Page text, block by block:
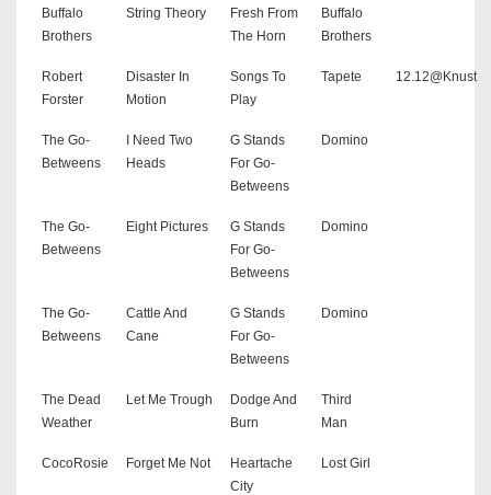
Buffalo
Brothers
String Theory
Fresh From
The Horn
Buffalo
Brothers
Robert
Forster
Disaster In
Motion
Songs To
Play
Tapete 12.12@Knust
The Go-
Betweens
I Need Two
Heads
G Stands
For Go-
Betweens
Domino
The Go-
Betweens
Eight Pictures
G Stands
For Go-
Betweens
Domino
The Go-
Betweens
Cattle And
Cane
G Stands
For Go-
Betweens
Domino
The Dead
Weather
Let Me Trough
Dodge And
Burn
Third
Man
CocoRosie Forget Me Not
Heartache
City
Lost Girl